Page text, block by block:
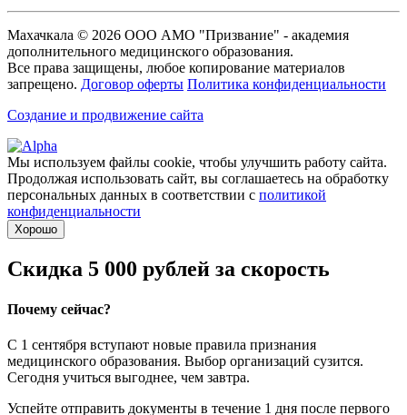
Махачкала © 2026 ООО АМО "Призвание" - академия
дополнительного медицинского образования.
Все права защищены, любое копирование материалов
запрещено. Договор оферты Политика конфиденциальности
Создание и продвижение сайта
Мы используем файлы cookie, чтобы улучшить работу сайта.
Продолжая использовать сайт, вы соглашаетесь на обработку
персональных данных в соответствии с политикой
конфиденциальности
Хорошо
Скидка 5 000 рублей за скорость
Почему сейчас?
С 1 сентября вступают новые правила признания
медицинского образования. Выбор организаций сузится.
Сегодня учиться выгоднее, чем завтра.
Успейте отправить документы в течение 1 дня после первого